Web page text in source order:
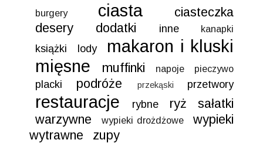
burgery ciasta
ciasteczka
desery
dodatki inne kanapki
książki lody
makaron i kluski
mięsne
muffinki napoje pieczywo
placki podróże przekąski przetwory
restauracje rybne ryż
sałatki
warzywne
wypieki drożdżowe
wypieki
wytrawne
zupy